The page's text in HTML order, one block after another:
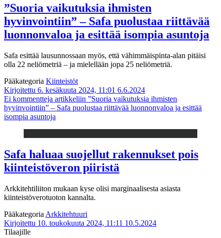
”Suoria vaikutuksia ihmisten
hyvinvointiin” – Safa puolustaa riittävää
luonnonvaloa ja esittää isompia asuntoja
Safa esittää lausunnossaan myös, että vähimmäispinta-alan pitäisi
olla 22 neliömetriä – ja mielellään jopa 25 neliömetriä.
Pääkategoria Kiinteistöt
Kirjoitettu 6. kesäkuuta 2024, 11:01 6.6.2024
Ei kommentteja artikkeliin ”Suoria vaikutuksia ihmisten
hyvinvointiin” – Safa puolustaa riittävää luonnonvaloa ja esittää
isompia asuntoja
Safa haluaa suojellut rakennukset pois
kiinteistöveron piiristä
Arkkitehtiliiton mukaan kyse olisi marginaalisesta asiasta
kiinteistöverotuoton kannalta.
Pääkategoria Arkkitehtuuri
Kirjoitettu 10. toukokuuta 2024, 11:11 10.5.2024
Tilaajille